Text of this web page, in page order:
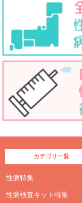
カテゴリ一覧
性病特集
性病検査キット特集